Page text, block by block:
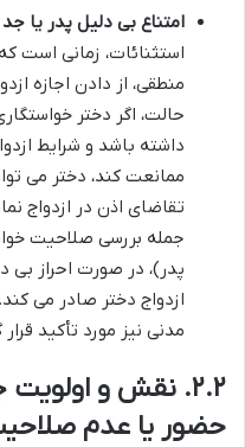
امتناع بی دلیل پدر یا
استثنائات، زمانی است
منطقی، از دادن اجازه
حالت، اگر دختر
داشته باشد و شرایط
ممانعت کند، دختر می
تقاضای اذن در ازدواج
جمله بررسی صلاحیت
پدر)، در صورت احراز بی
مدنی نیز مورد تأکید
۲.۲. نقش و
حضور یا عدم